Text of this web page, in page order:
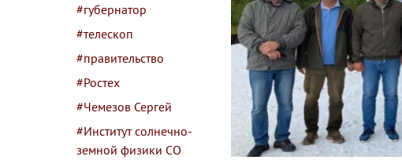
#губернатор
#телескоп
#правительство
#Ростех
#Чемезов Сергей
#Институт солнечно-
земной физики СО